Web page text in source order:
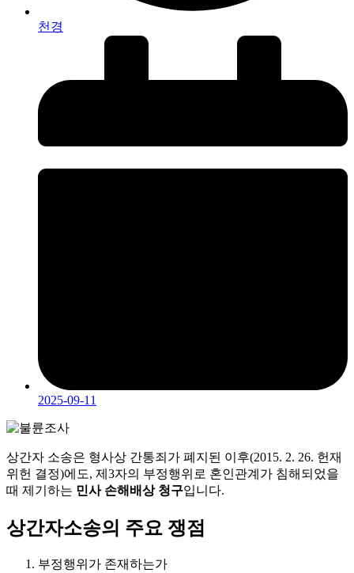
천경
2025-09-11
상간자 소송은 형사상 간통죄가 폐지된 이후(2015. 2. 26. 헌재
위헌 결정)에도, 제3자의 부정행위로 혼인관계가 침해되었을
때 제기하는 민사 손해배상 청구입니다.
상간자소송의 주요 쟁점
부정행위가 존재하는가